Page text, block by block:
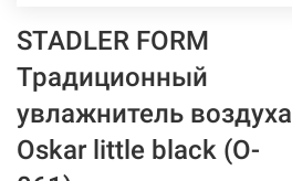
STADLER FORM
Традиционный
увлажнитель воздуха
Oskar little black (O-